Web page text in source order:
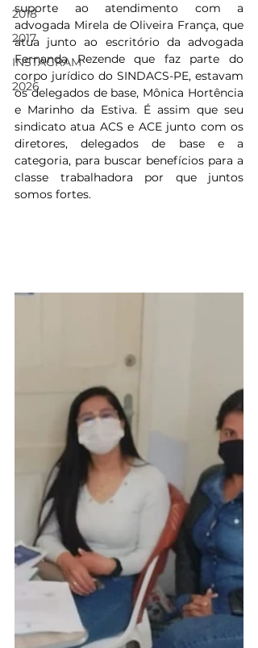
2018
2017
INSTAGRAM
2026
suporte ao atendimento com a
advogada Mirela de Oliveira França, que
atua junto ao escritório da advogada
Fernanda Rezende que faz parte do
corpo jurídico do SINDACS-PE, estavam
os delegados de base, Mônica Hortência
e Marinho da Estiva. É assim que seu
sindicato atua ACS e ACE junto com os
diretores, delegados de base e a
categoria, para buscar benefícios para a
classe trabalhadora por que juntos
somos fortes.